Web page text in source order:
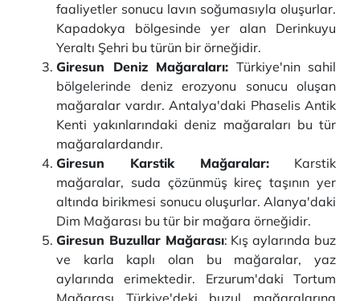
faaliyetler sonucu lavın soğumasıyla oluşurlar.
Kapadokya bölgesinde yer alan Derinkuyu
Yeraltı Şehri bu türün bir örneğidir.
Giresun Deniz Mağaraları: Türkiye'nin sahil
bölgelerinde deniz erozyonu sonucu oluşan
mağaralar vardır. Antalya'daki Phaselis Antik
Kenti yakınlarındaki deniz mağaraları bu tür
mağaralardandır.
Giresun Karstik Mağaralar: Karstik
mağaralar, suda çözünmüş kireç taşının yer
altında birikmesi sonucu oluşurlar. Alanya'daki
Dim Mağarası bu tür bir mağara örneğidir.
Giresun Buzullar Mağarası: Kış aylarında buz
ve karla kaplı olan bu mağaralar, yaz
aylarında erimektedir. Erzurum'daki Tortum
Mağarası Türkiye'deki buzul mağaralarına